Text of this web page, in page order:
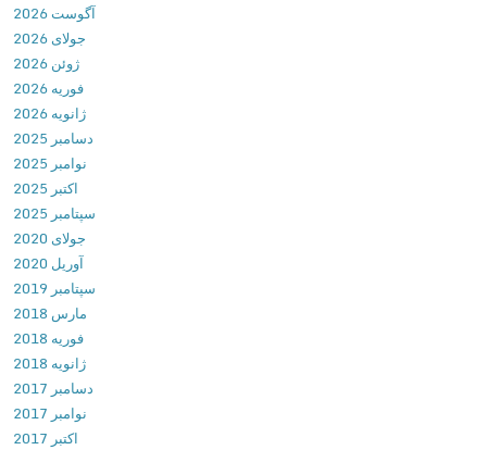
h
e
د
ا
ن
ل
د
ج
د
ی
د
ت
ر
ی
ن
آگوست 2026
جولای 2026
ژوئن 2026
فوریه 2026
ژانویه 2026
دسامبر 2025
نوامبر 2025
سپتامبر 2025
جولای 2020
آوریل 2020
سپتامبر 2019
مارس 2018
فوریه 2018
ژانویه 2018
دسامبر 2017
نوامبر 2017